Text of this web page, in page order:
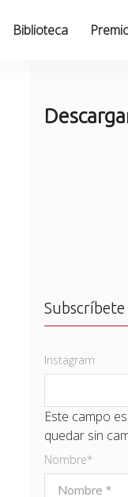
Biblioteca
Instagram
Este campo
quedar sin
Nombre*